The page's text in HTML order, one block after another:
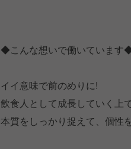
◆こんな想いで働いています
イイ意味で前のめりに!
飲食人として成長していく上
本質をしっかり捉えて、個性